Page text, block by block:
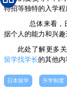
特招等独特的入学程
总体来看，日
据个人的能力和兴趣
此处了解更多
留学找学长的其他内
日本留学 升学制度